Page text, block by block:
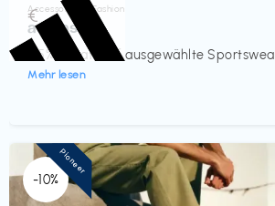
Accessoires & Fashion
adidas
-15% Rabatt auf ausgewählte
Mehr lesen
€‎
-10%
Pioneer